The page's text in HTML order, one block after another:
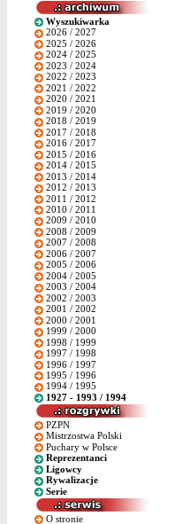
Wyszukiwarka
2026 / 2027
2025 / 2026
2024 / 2025
2023 / 2024
2022 / 2023
2021 / 2022
2020 / 2021
2019 / 2020
2018 / 2019
2017 / 2018
2016 / 2017
2015 / 2016
2014 / 2015
2013 / 2014
2012 / 2013
2011 / 2012
2010 / 2011
2009 / 2010
2008 / 2009
2007 / 2008
2006 / 2007
2005 / 2006
2004 / 2005
2003 / 2004
2002 / 2003
2001 / 2002
2000 / 2001
1999 / 2000
1998 / 1999
1997 / 1998
1996 / 1997
1995 / 1996
1994 / 1995
1927 - 1993 / 1994
PZPN
Mistrzostwa Polski
Puchary w Polsce
Reprezentanci
Ligowcy
Rywalizacje
Serie
O stronie